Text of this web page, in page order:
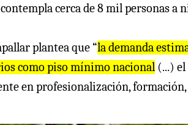
cerca de 8 mil personas a
plantea que “la demanda
como piso mínimo nacional (...)
en profesionalización,